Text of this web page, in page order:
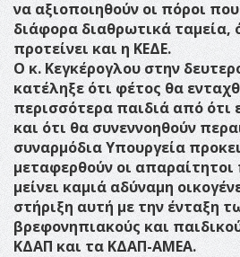
να αξιοποιηθούν οι πόροι
διάφορα διαθρωτικά ταμεία,
προτείνει και η ΚΕΔΕ.
Ο κ. Κεγκέρογλου στην
κατέληξε ότι φέτος θα
περισσότερα παιδιά από ότι
και ότι θα συνεννοηθούν
συναρμόδια Υπουργεία
μεταφερθούν οι απαραίτητοι
μείνει καμιά αδύναμη
στήριξη αυτή με την ένταξη
βρεφονηπιακούς και
ΚΔΑΠ και τα ΚΔΑΠ-ΑΜΕΑ.